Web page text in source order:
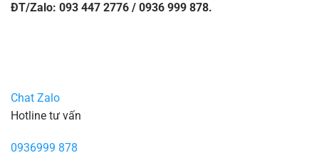
ĐT/Zalo: 093 447 2776 / 0936 999 878.
Chat Zalo
Hotline tư vấn
0936999 878